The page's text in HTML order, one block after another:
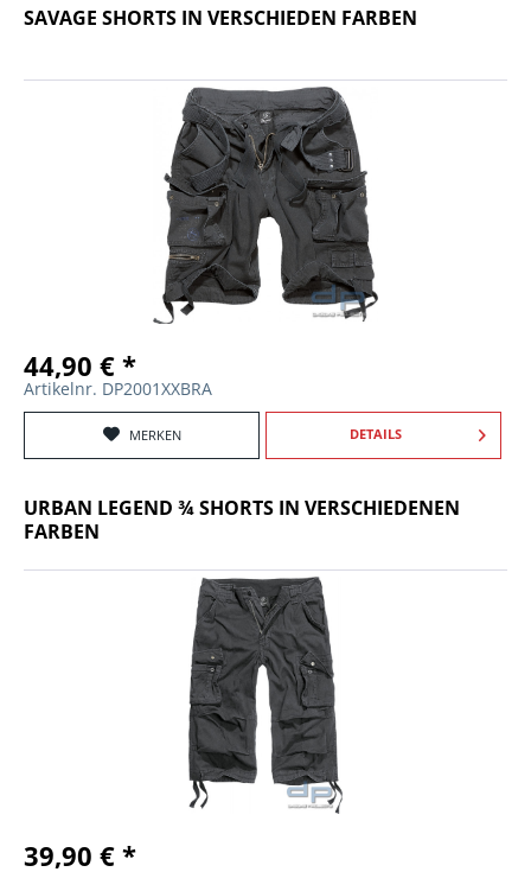
SAVAGE SHORTS IN VERSCHIEDEN FARBEN
44,90 € *
Artikelnr. DP2001XXBRA
MERKEN DETAILS
URBAN LEGEND ¾ SHORTS IN VERSCHIEDENEN
FARBEN
39,90 € *